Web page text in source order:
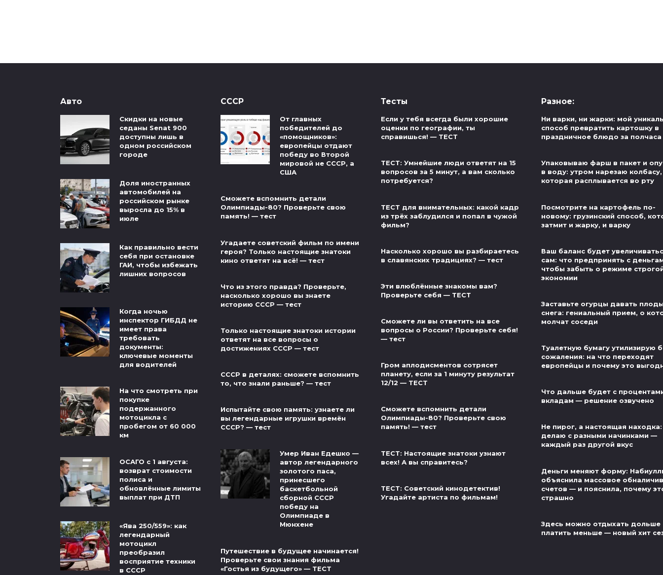
Авто
Скидки на новые
седаны Senat 900
доступны лишь в
одном российском
городе
Доля иностранных
автомобилей на
российском рынке
выросла до 15% в
июле
Как правильно вести
себя при остановке
ГАИ, чтобы избежать
лишних вопросов
Когда ночью
инспектор ГИБДД не
имеет права
требовать
документы:
ключевые моменты
для водителей
На что смотреть при
покупке
подержанного
мотоцикла с
пробегом от 60 000
км
ОСАГО с 1 августа:
возврат стоимости
полиса и
обновлённые лимиты
выплат при ДТП
«Ява 250/559»: как
легендарный
мотоцикл
преобразил
восприятие техники
в СССР
СССР
От главных
победителей до
«помощников»:
европейцы отдают
победу во Второй
мировой не СССР, а
США
Сможете вспомнить детали
Олимпиады-80? Проверьте свою
память! — тест
Угадаете советский фильм по имени
героя? Только настоящие знатоки
кино ответят на всё! — тест
Что из этого правда? Проверьте,
насколько хорошо вы знаете
историю СССР — тест
Только настоящие знатоки истории
ответят на все вопросы о
достижениях СССР — тест
СССР в деталях: сможете вспомнить
то, что знали раньше? — тест
Испытайте свою память: узнаете ли
вы легендарные игрушки времён
СССР? — тест
Умер Иван Едешко —
автор легендарного
золотого паса,
принесшего
баскетбольной
сборной СССР
победу на
Олимпиаде в
Мюнхене
Путешествие в будущее начинается!
Проверьте свои знания фильма
«Гостья из будущего» — ТЕСТ
Тесты
Если у тебя всегда были хорошие
оценки по географии, ты
справишься! — ТЕСТ
ТЕСТ: Умнейшие люди ответят на 15
вопросов за 5 минут, а вам сколько
потребуется?
ТЕСТ для внимательных: какой кадр
из трёх заблудился и попал в чужой
фильм?
Насколько хорошо вы разбираетесь
в славянских традициях? — тест
Эти влюблённые знакомы вам?
Проверьте себя — ТЕСТ
Сможете ли вы ответить на все
вопросы о России? Проверьте себя!
— тест
Гром аплодисментов сотрясет
планету, если за 1 минуту результат
12/12 — ТЕСТ
Сможете вспомнить детали
Олимпиады-80? Проверьте свою
память! — тест
ТЕСТ: Настоящие знатоки узнают
всех! А вы справитесь?
ТЕСТ: Советский кинодетектив!
Угадайте артиста по фильмам!
Разное:
Ни варки, ни жарки: мой
способ превратить картошку в
праздничное блюдо за полчаса
Упаковываю фарш в пакет и
в воду: утром нарезаю колбасу,
которая расплывается во рту
Посмотрите на картофель по-
новому: грузинский способ,
затмит и жарку, и варку
Ваш баланс будет
сам: что предпринять с
чтобы забыть о режиме
экономии
Заставьте огурцы давать
снега: гениальный прием, о
молчат соседи
Туалетную бумагу утилизирую
сожаления: на что переходят
европейцы и почему это
Что дальше будет с
вкладам — решение озвучено
Не пирог, а настоящая находка:
делаю с разными начинками —
каждый раз другой вкус
Деньги меняют форму:
объяснила массовое
счетов — и пояснила, почему
страшно
Здесь можно отдыхать дольше
платить меньше — новый хит